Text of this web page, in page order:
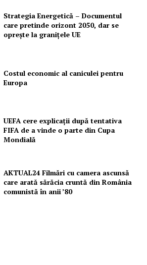
Strategia Energetică – Documentul
care pretinde orizont 2050, dar se
oprește la granițele UE
Costul economic al caniculei pentru
Europa
UEFA cere explicații după tentativa
FIFA de a vinde o parte din Cupa
Mondială
AKTUAL24 Filmări cu camera ascunsă
care arată sărăcia cruntă din România
comunistă în anii ’80